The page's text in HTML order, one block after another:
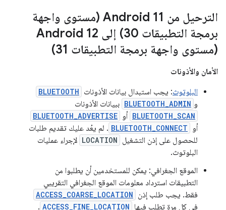
الترحيل من Android 11 (مستوى واجهة
برمجة التطبيقات 30) إلى Android 12
(مستوى واجهة برمجة التطبيقات 31)
الأمان والأذونات
البلوتوث: يجب استبدال بيانات الأذونات BLUETOOTH
و BLUETOOTH_ADMIN ببيانات الأذونات
BLUETOOTH_SCAN أو BLUETOOTH_ADVERTISE
أو BLUETOOTH_CONNECT . لم يعُد عليك تقديم طلبات
للحصول على إذن التشغيل LOCATION لإجراء عمليات
البلوتوث.
الموقع الجغرافي: يمكن للمستخدمين أن يطلبوا من
التطبيقات استرداد معلومات الموقع الجغرافي التقريبي
فقط. يجب طلب إذن ACCESS_COARSE_LOCATION
في كل مرة تطلب فيها ACCESS_FINE_LOCATION
.